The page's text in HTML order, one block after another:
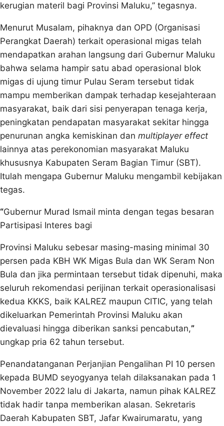
kerugian materil bagi Provinsi Maluku,” tegasnya.
Menurut Musalam, pihaknya dan OPD (Organisasi
Perangkat Daerah) terkait operasional migas telah
mendapatkan arahan langsung dari Gubernur Maluku
bahwa selama hampir satu abad operasional blok
migas di ujung timur Pulau Seram tersebut tidak
mampu memberikan dampak terhadap kesejahteraan
masyarakat, baik dari sisi penyerapan tenaga kerja,
peningkatan pendapatan masyarakat sekitar hingga
penurunan angka kemiskinan dan multiplayer effect
lainnya atas perekonomian masyarakat Maluku
khususnya Kabupaten Seram Bagian Timur (SBT).
Itulah mengapa Gubernur Maluku mengambil kebijakan
tegas.
“Gubernur Murad Ismail minta dengan tegas besaran
Partisipasi Interes bagi
Provinsi Maluku sebesar masing-masing minimal 30
persen pada KBH WK Migas Bula dan WK Seram Non
Bula dan jika permintaan tersebut tidak dipenuhi, maka
seluruh rekomendasi perijinan terkait operasionalisasi
kedua KKKS, baik KALREZ maupun CITIC, yang telah
dikeluarkan Pemerintah Provinsi Maluku akan
dievaluasi hingga diberikan sanksi pencabutan,”
ungkap pria 62 tahun tersebut.
Penandatanganan Perjanjian Pengalihan PI 10 persen
kepada BUMD seyogyanya telah dilaksanakan pada 1
November 2022 lalu di Jakarta, namun pihak KALREZ
tidak hadir tanpa memberikan alasan. Sekretaris
Daerah Kabupaten SBT, Jafar Kwairumaratu, yang